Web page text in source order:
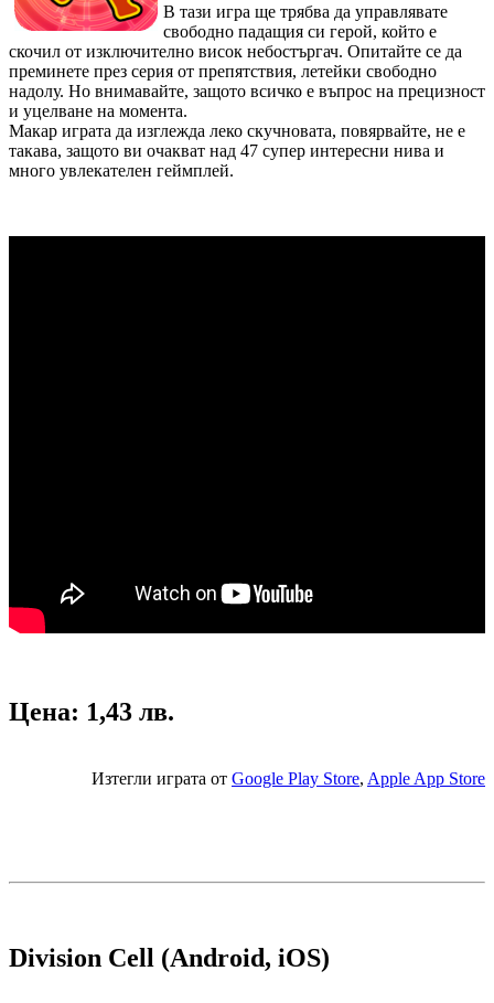
В тази игра ще трябва да управлявате
свободно падащия си герой, който е
скочил от изключително висок небостъргач. Опитайте се да
преминете през серия от препятствия, летейки свободно
надолу. Но внимавайте, защото всичко е въпрос на прецизност
и уцелване на момента.
Макар играта да изглежда леко скучновата, повярвайте, не е
такава, защото ви очакват над 47 супер интересни нива и
много увлекателен геймплей.
Цена: 1,43 лв.
Изтегли играта от Google Play Store, Apple App Store
Division Cell (Android, iOS)